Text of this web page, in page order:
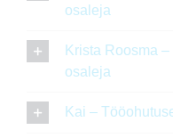
osaleja
Krista Roosma
osaleja
Kai –